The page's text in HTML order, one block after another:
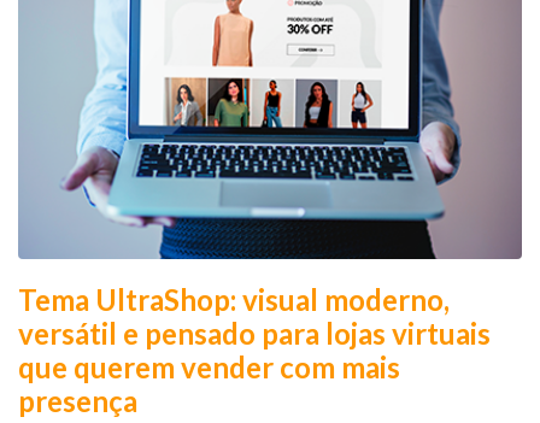
Tema UltraShop: visual moderno,
versátil e pensado para lojas virtuais
que querem vender com mais
presença